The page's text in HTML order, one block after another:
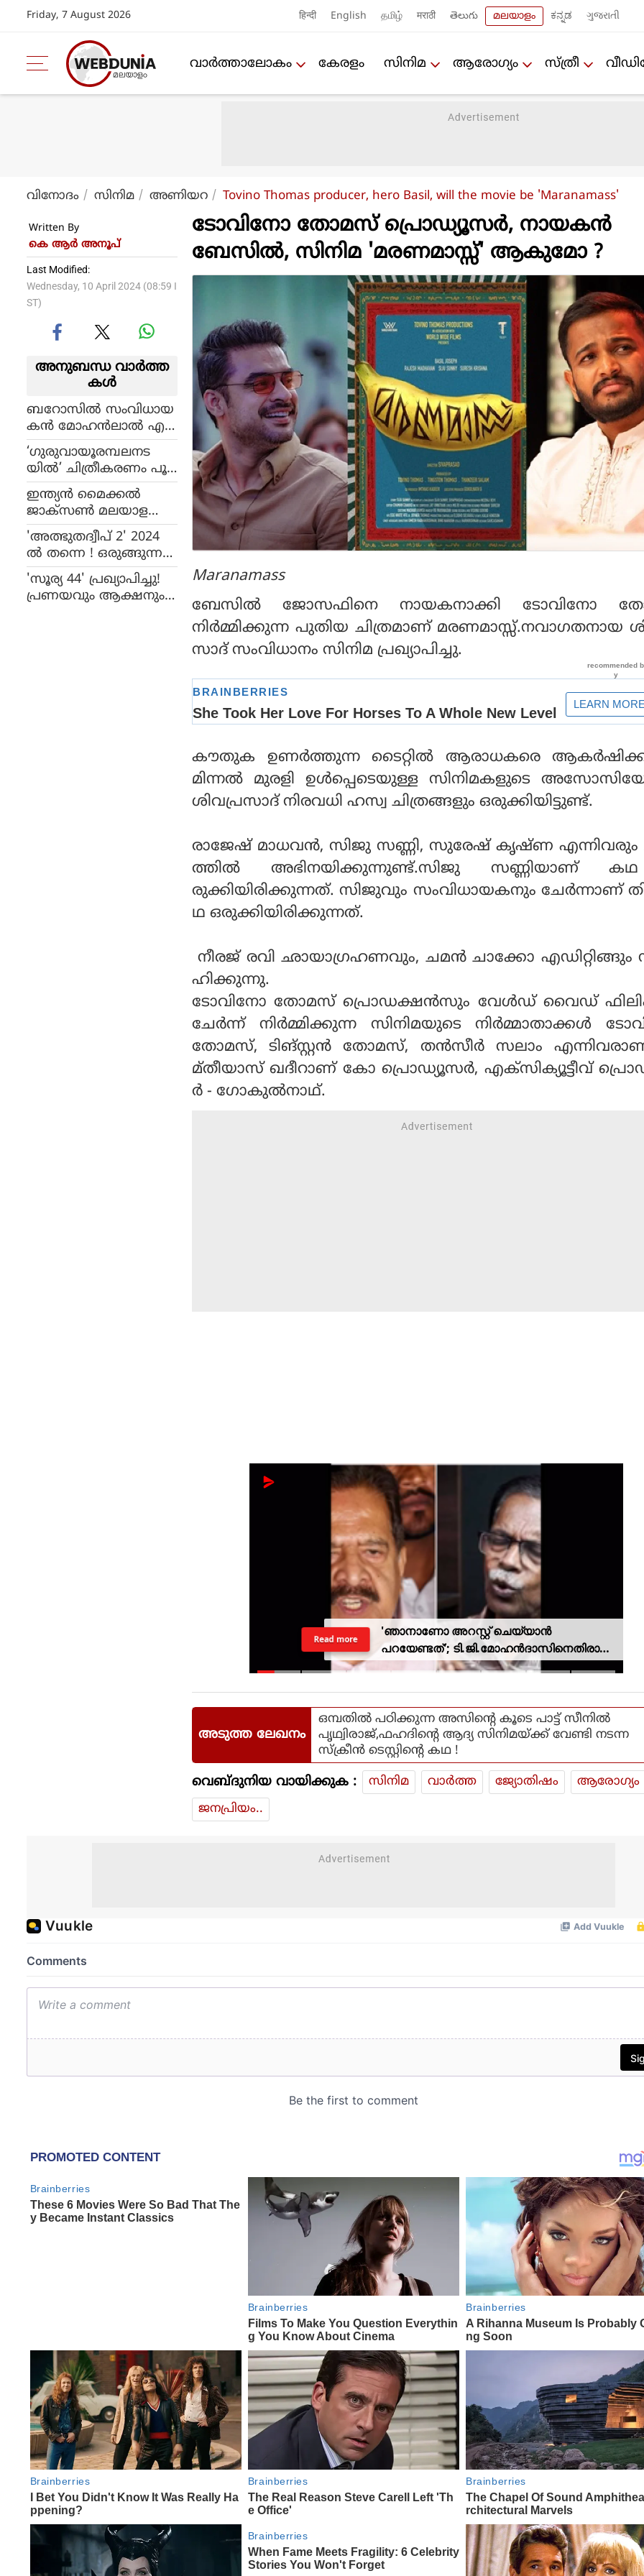
Friday, 7 August 2026 हिन्दी English தமிழ் मराठी తెలుగు മലയാളം ಕನ್ನಡ ગુજરાતી
വാര്‍ത്താലോകം കേരളം സിനിമ ആരോഗ്യം സ്ത്രീ
വിനോദം സിനിമ അണിയറ Tovino Thomas producer, hero Basil, will the movie be 'Maranamass'
Written By
കെ ആര്‍ അനൂപ്
Last Modified:
Wednesday, 10 April 2024 (08:59 I
ST)
അനുബന്ധ വാര്‍ത്ത
കള്‍
ബറോസില്‍ സംവിധായ
കന്‍ മോഹന്‍ലാല്‍ എ
ങ്ങനെ? പുതിയ
വിശേഷങ്ങളുമായി
പ്രൊഡക്ഷന്‍ ഡിസൈന
ര്‍ സന്തോഷ് രാമന്‍
‘ഗുരുവായൂരമ്പലനട
യില്‍’ ചിത്രീകരണം പൂർ
ത്തിയായി
ഇന്ത്യന്‍ മൈക്കല്‍
ജാക്സണ്‍ മലയാള
സിനിമയിലേക്ക്!'കത്ത
നാര്‍'ടീമിന്റെ പിറന്നാള്‍
സമ്മാനം
'അത്ഭുതദ്വീപ് 2' 2024
ല്‍ തന്നെ ! ഒരുങ്ങുന്നത്
വമ്പന്‍ ബജറ്റില്‍, അ
പ്‌ഡേറ്റ്
'സൂര്യ 44' പ്രഖ്യാപിച്ചു!
പ്രണയവും ആക്ഷനും
ടോവിനോ തോമസ് പ്രൊഡ്യൂസര്‍, നായകന്‍
ബേസില്‍, സിനിമ 'മരണമാസ്സ്' ആകുമോ ?
Maranamass
ബേസില്‍ ജോസഫിനെ നായകനാക്കി ടോവിനോ
നിര്‍മ്മിക്കുന്ന പുതിയ ചിത്രമാണ് മരണമാസ്സ്.നവാഗതനായ
സാദ് സംവിധാനം സിനിമ പ്രഖ്യാപിച്ചു.
കൗതുക ഉണര്‍ത്തുന്ന ടൈറ്റില്‍ ആരാധകരെ
മിന്നല്‍ മുരളി ഉള്‍പ്പെടെയുള്ള സിനിമകളുടെ
ശിവപ്രസാദ് നിരവധി ഹസ്വ ചിത്രങ്ങളും ഒരുക്കിയിട്ടുണ്ട്.
രാജേഷ് മാധവന്‍, സിജു സണ്ണി, സുരേഷ് കൃഷ്ണ എന്നിവരും
ത്തില്‍ അഭിനയിക്കുന്നുണ്ട്.സിജു സണ്ണിയാണ്
രുക്കിയിരിക്കുന്നത്. സിജുവും സംവിധായകനും ചേര്‍ന്നാണ്
ഥ ഒരുക്കിയിരിക്കുന്നത്.
നീരജ് രവി ഛായാഗ്രഹണവും, ചമന്‍ ചാക്കോ എഡിറ്റിങ്ങും
ഹിക്കുന്നു.
ടോവിനോ തോമസ് പ്രൊഡക്ഷന്‍സും വേള്‍ഡ് വൈഡ്
ചേര്‍ന്ന് നിര്‍മ്മിക്കുന്ന സിനിമയുടെ നിര്‍മ്മാതാക്കള്‍
തോമസ്, ടിങ്സ്റ്റന്‍ തോമസ്, തന്‍സീര്‍ സലാം
മ്തീയാസ് ഖദീറാണ് കോ പ്രൊഡ്യൂസര്‍, എക്‌സിക്യൂട്ടീവ്
ര്‍ - ഗോകുല്‍നാഥ്.
'ഞാനാണോ അറസ്റ്റ് ചെയ്യാൻ
പറയേണ്ടത്'; ടി.ജി.മോഹൻദാസിനെതിരായ
നടപടിയിൽ ആഭ്യന്തര മന്ത്രി
Read more
അടുത്ത ലേഖനം
ഒമ്പതില്‍ പഠിക്കുന്ന അസിന്റെ കൂടെ പാട്ട് സീനില്‍
പൃഥ്വിരാജ്,ഫഹദിന്റെ ആദ്യ സിനിമയ്ക്ക് വേണ്ടി നടന്ന
സ്‌ക്രീന്‍ ടെസ്റ്റിന്റെ കഥ !
വെബ്ദുനിയ വായിക്കുക : സിനിമ വാര്‍ത്ത ജ്യോതിഷം
ആരോഗ്യം
ജനപ്രിയം..